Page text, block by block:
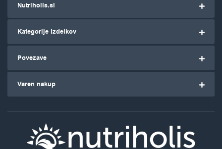
Nutriholis.si
Kategorije izdelkov
Povezave
Varen nakup